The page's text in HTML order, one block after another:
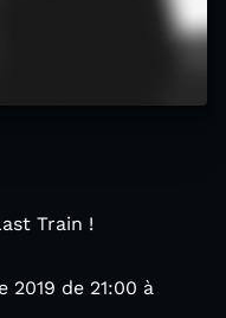
Train !
2019 de 21:00 à